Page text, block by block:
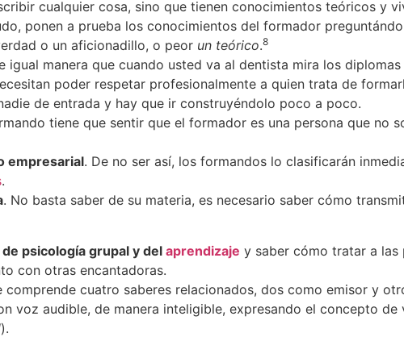
cualquier cosa, sino que tienen conocimientos teóricos y
ponen a prueba los conocimientos del formador
o un aficionadillo, o peor un teórico.8
igual manera que cuando usted va al dentista mira los
poder respetar profesionalmente a quien trata de
de entrada y hay que ir construyéndolo poco a poco.
tiene que sentir que el formador es una persona que no
empresarial. De no ser así, los formandos lo clasificarán
.
. No basta saber de su materia, es necesario saber cómo
psicología grupal y del aprendizaje y saber cómo tratar a las
con otras encantadoras.
comprende cuatro saberes relacionados, dos como emisor y
voz audible, de manera inteligible, expresando el concepto de
).